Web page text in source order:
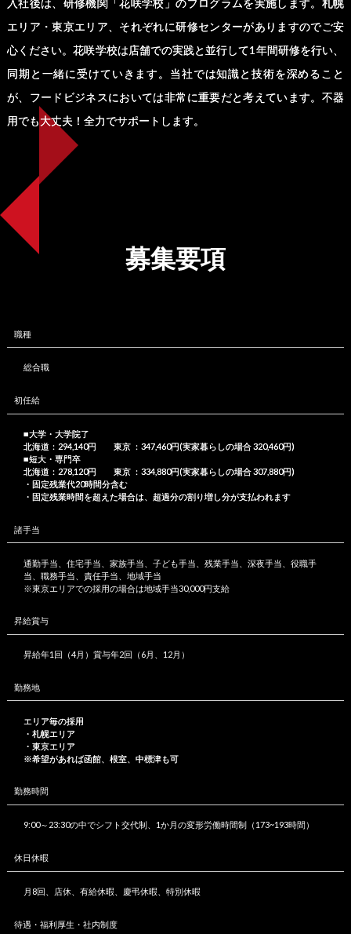
入社後は、研修機関「花咲学校」のプログラムを実施します。札幌
エリア・東京エリア、それぞれに研修センターがありますのでご安
心ください。花咲学校は店舗での実践と並行して1年間研修を行い、
同期と一緒に受けていきます。当社では知識と技術を深めること
が、フードビジネスにおいては非常に重要だと考えています。不器
用でも大丈夫！全力でサポートします。
募集要項
職種
総合職
初任給
■大学・大学院了
北海道：294,140円 東京 ：347,460円(実家暮らしの場合 320,460円)
■短大・専門卒
北海道：278,120円 東京 ：334,880円(実家暮らしの場合 307,880円)
・固定残業代20時間分含む
・固定残業時間を超えた場合は、超過分の割り増し分が支払われます
諸手当
通勤手当、住宅手当、家族手当、子ども手当、残業手当、深夜手当、役職手
当、職務手当、責任手当、地域手当
※東京エリアでの採用の場合は地域手当30,000円支給
昇給賞与
昇給年1回（4月）賞与年2回（6月、12月）
勤務地
エリア毎の採用
・札幌エリア
・東京エリア
※希望があれば函館、根室、中標津も可
勤務時間
9:00～23:30の中でシフト交代制、1か月の変形労働時間制（173~193時間）
休日休暇
月8回、店休、有給休暇、慶弔休暇、特別休暇
待遇・福利厚生・社内制度